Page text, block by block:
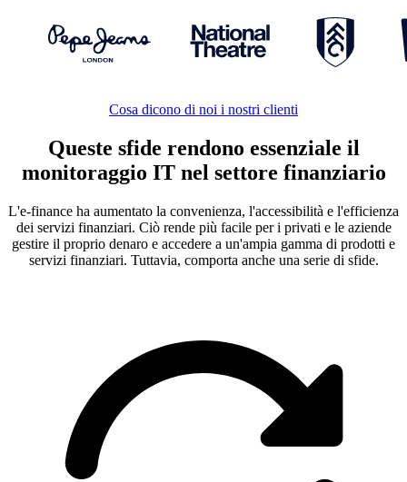
Cosa dicono di noi i nostri clienti
Queste sfide rendono essenziale il
monitoraggio IT nel settore finanziario
L'e-finance ha aumentato la convenienza, l'accessibilità e l'efficienza
dei servizi finanziari. Ciò rende più facile per i privati e le aziende
gestire il proprio denaro e accedere a un'ampia gamma di prodotti e
servizi finanziari. Tuttavia, comporta anche una serie di sfide.